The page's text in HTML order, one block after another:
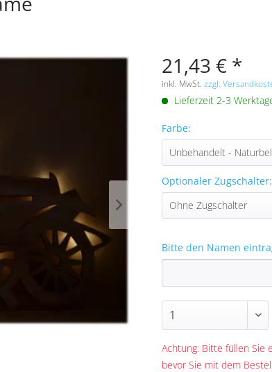
21,43 € *
inkl. MwSt.zzgl.
Lieferzeit 2-3
Farbe:
Optionaler Zugschalter:
Bitte den Namen
Achtung: Bitte füllen Sie
bevor Sie mit dem